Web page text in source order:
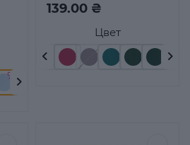
Цвет
139.00 ₴